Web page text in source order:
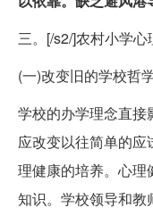
三。[/s2/]农村小学
(一)改变旧的学校哲
学校的办学理念直接
应改变以往简单的
理健康的培养。心理
知识。学校领导和教